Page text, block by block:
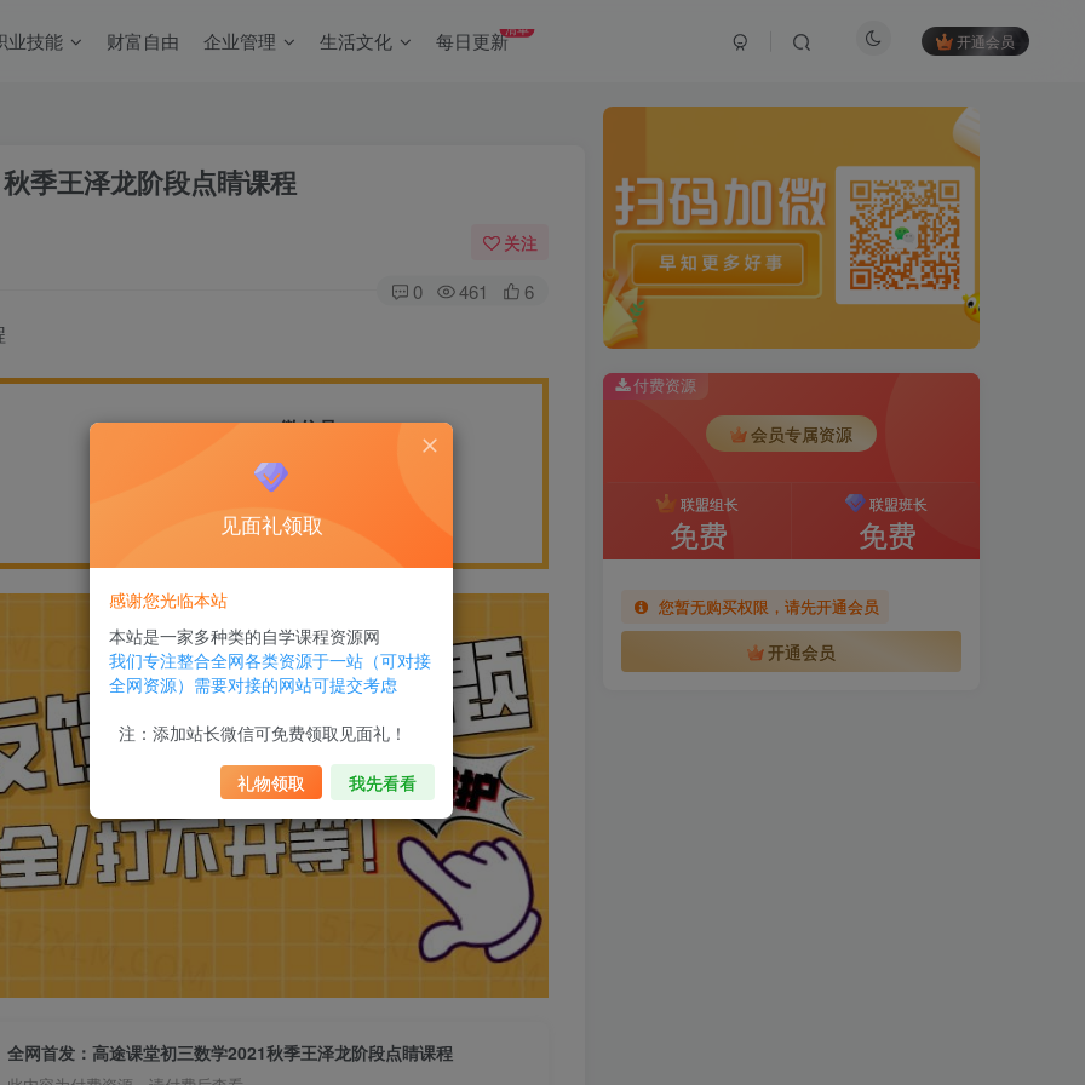
业技能 财富自由 企业管理 生活文化 每日更新清单
开通会员
季王泽龙阶段点睛课程
关注
0 461 6
微信号
11816033
点击我自动复制
全网首发：高途课堂初三数学2021秋季王泽龙阶段点睛课程
付费资源
会员专属资源
联盟组长
免费
联盟班长
免费
您暂无购买权限，请先开通会员
开通会员
见面礼领取
感谢您光临本站
本站是一家多种类的自学课程资源网
我们专注整合全网各类资源于一站（可对接
全网资源）需要对接的网站可提交考虑
注：添加站长微信可免费领取见面礼！
礼物领取 我先看看